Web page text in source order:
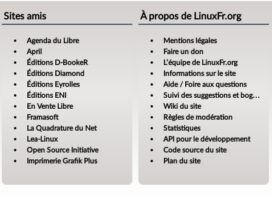
Sites amis
Agenda du Libre
April
Éditions D-BookeR
Éditions Diamond
Éditions Eyrolles
Éditions ENI
En Vente Libre
Framasoft
La Quadrature du Net
Lea-Linux
Open Source Initiative
Imprimerie Grafik Plus
À propos de LinuxFr.org
Mentions légales
Faire un don
L’équipe de LinuxFr.org
Informations sur le site
Aide / Foire aux questions
Suivi des suggestions et bogues
Wiki du site
Règles de modération
Statistiques
API pour le développement
Code source du site
Plan du site